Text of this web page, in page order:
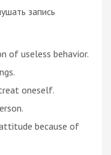
запись
of useless behavior.
oneself.
because of